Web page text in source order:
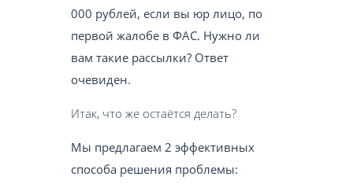
000 рублей, если вы юр лицо, по
первой жалобе в ФАС. Нужно ли
вам такие рассылки? Ответ
очевиден.
Итак, что же остаётся делать?
Мы предлагаем 2 эффективных
способа решения проблемы: